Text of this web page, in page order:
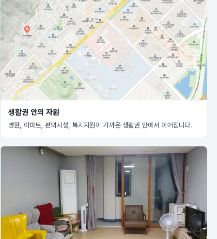
생활권 안의 자원
병원, 아파트, 편의시설, 복지자원이 가까운 생활권 안에서 이어집니다.